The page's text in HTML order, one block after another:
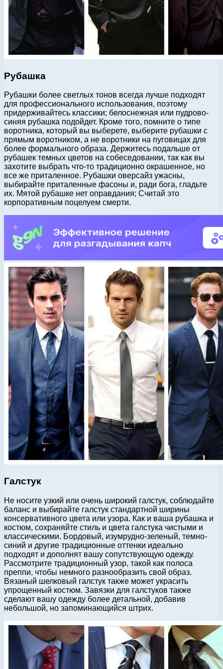
Рубашка
Рубашки более светлых тонов всегда лучше подходят
для профессионального использования, поэтому
придерживайтесь классики; белоснежная или пудрово-
синяя рубашка подойдет. Кроме того, помните о типе
воротника, который вы выберете, выберите рубашки с
прямым воротником, а не воротники на пуговицах для
более формального образа. Держитесь подальше от
рубашек темных цветов на собеседовании, так как вы
захотите выбрать что-то традиционно окрашенное, но
все же приталенное. Рубашки оверсайз ужасны,
выбирайте приталенные фасоны и, ради бога, гладьте
их. Мятой рубашке нет оправдания; Считай это
корпоративным поцелуем смерти.
Галстук
Не носите узкий или очень широкий галстук, соблюдайте
баланс и выбирайте галстук стандартной ширины
консервативного цвета или узора. Как и ваша рубашка и
костюм, сохраняйте стиль и цвета галстука чистыми и
классическими. Бордовый, изумрудно-зеленый, темно-
синий и другие традиционные оттенки идеально
подходят и дополнят вашу сопутствующую одежду.
Рассмотрите традиционный узор, такой как полоса
преппи, чтобы немного разнообразить свой образ.
Вязаный шелковый галстук также может украсить
упрощенный костюм. Завязки для галстуков также
сделают вашу одежду более детальной, добавив
небольшой, но запоминающийся штрих.